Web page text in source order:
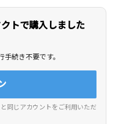
トで購入しました
続き不要です。
同じアカウントをご利用いただ